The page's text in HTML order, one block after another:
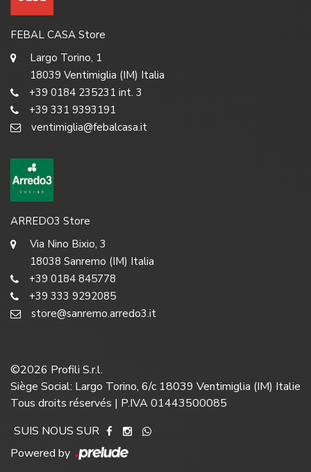
FEBAL CASA Store
Largo Torino, 1
18039 Ventimiglia (IM) Italia
+39 0184 235231 int. 3
+39 331 9393191
ventimiglia@febalcasa.it
ARREDO3 Store
Via Nino Bixio, 3
18038 Sanremo (IM) Italia
+39 0184 845778
+39 333 9292085
store@sanremo.arredo3.it
©2026 Profili S.r.l.
Siège Social: Largo Torino, 6/c 18039 Ventimiglia (IM) Italie
Tous droits réservés | P.IVA 01443500085
SUIS NOUS SUR
Powered by